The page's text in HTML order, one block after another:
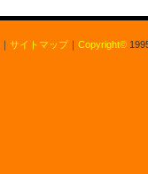
｜ サイトマップ｜ Copyright©